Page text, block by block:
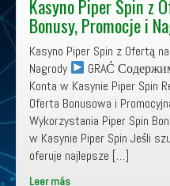
–
Service
client
Kasyno Piper Spin z
Bonusy, Promocje i
Kasyno Piper Spin z Ofertą
Nagrody
GRAĆ
Konta w Kasynie Piper Spin
Oferta Bonusowa i
Wykorzystania Piper Spin
w Kasynie Piper Spin Jeśli
oferuje najlepsze […]